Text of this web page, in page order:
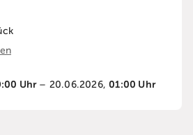
Uhr – 20.06.2026,01:00 Uhr